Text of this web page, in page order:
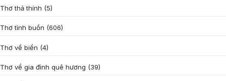
Thơ thả thính (5)
Thơ tình buồn (606)
Thơ về biển (4)
Thơ về gia đình quê hương (39)